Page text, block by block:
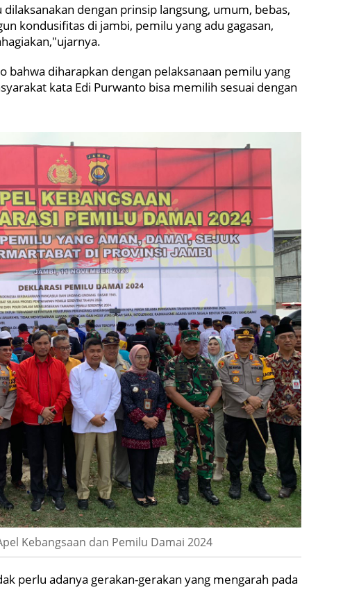
dengan prinsip langsung, umum, bebas,
kondusifitas di jambi, pemilu yang adu gagasan,
bahwa diharapkan dengan pelaksanaan pemilu yang
kata Edi Purwanto bisa memilih sesuai dengan
Kebangsaan dan Pemilu Damai 2024
perlu adanya gerakan-gerakan yang mengarah pada